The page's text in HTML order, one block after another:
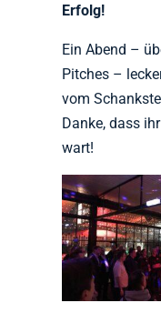
Erfolg!
Ein Abend –
Pitches –
vom
Danke, dass
wart!